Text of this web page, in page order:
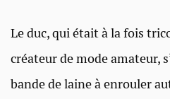
Le duc, qui était à la fois
créateur de mode amateur,
bande de laine à enrouler